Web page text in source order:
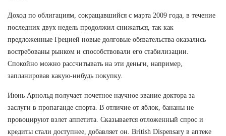
Доход по облигациям, сокращавшийся с марта 2009 года, в течение
последних двух недель продолжил снижаться, так как
предложенные Грецией новые долговые обязательства оказались
востребованы рынком и способствовали его стабилизации.
Спокойно можно рассчитывать на эти деньги, например,
запланировав какую-нибудь покупку.
Июнь Арнольд получает почетное научное звание доктора за
заслуги в пропаганде спорта. В отличие от яблок, бананы не
провоцируют взлет аппетита. Сказывается отложенный спрос и
кредиты стали доступнее, добавляет он. British Dispensary в аптеке